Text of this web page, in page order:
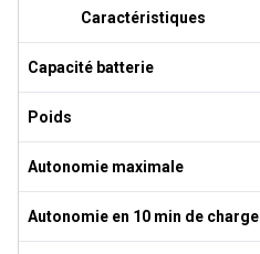
Caractéristiques
Capacité batterie
Poids
Autonomie maximale
Autonomie en 10 min de charge